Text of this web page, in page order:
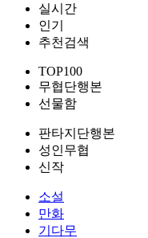
실시간
인기
추천검색
TOP100
무협단행본
선물함
판타지단행본
성인무협
신작
소설
만화
기다무